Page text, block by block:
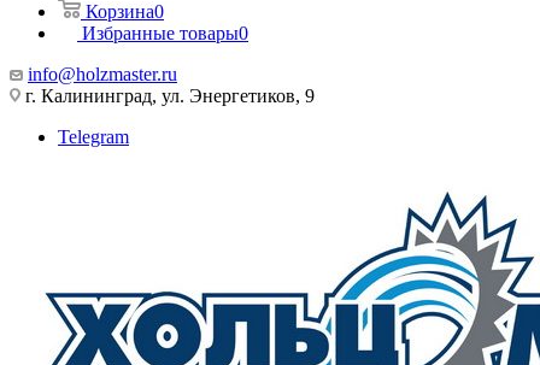
Корзина0
Избранные товары0
info@holzmaster.ru
г. Калининград, ул. Энергетиков, 9
Telegram